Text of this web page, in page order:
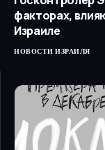
факторах,
Израиле
НОВОСТИ ИЗРАИЛЯ